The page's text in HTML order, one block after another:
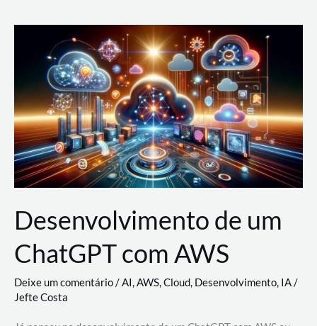
Nuvem:
Google
Cloud,
AWS
e
Azure
Desenvolvimento de um
ChatGPT com AWS
Deixe um comentário/AI,AWS,Cloud, Desenvolvimento, IA/
Jefte Costa